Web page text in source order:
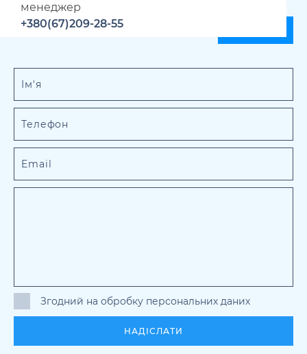
менеджер
+380(67)209-28-55
Згодний на обробку персональних даних
НАДІСЛАТИ